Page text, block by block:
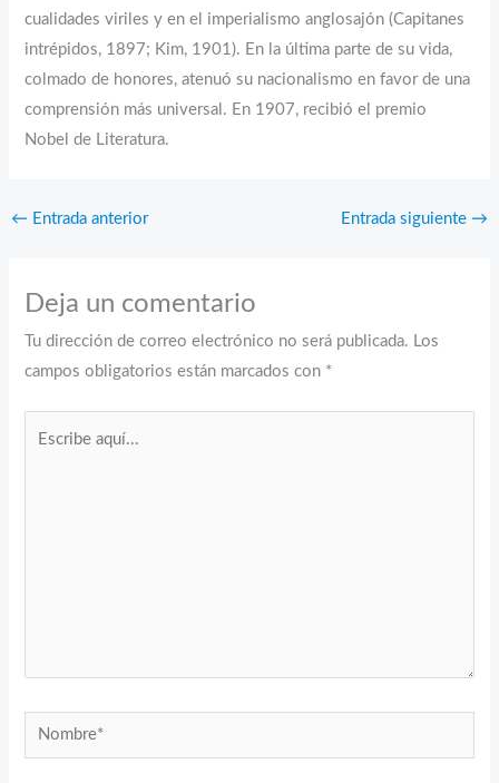
cualidades viriles y en el imperialismo anglosajón (Capitanes
intrépidos, 1897; Kim, 1901). En la última parte de su vida,
colmado de honores, atenuó su nacionalismo en favor de una
comprensión más universal. En 1907, recibió el premio
Nobel de Literatura.
← Entrada anterior Entrada siguiente →
Deja un comentario
Tu dirección de correo electrónico no será publicada. Los
campos obligatorios están marcados con *
Nombre*